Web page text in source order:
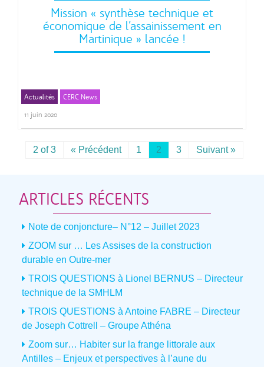
Mission « synthèse technique et
économique de l’assainissement en
Martinique » lancée !
Actualités
CERC News
11 juin 2020
2 of 3 « Précédent 1 2 3 Suivant »
ARTICLES RÉCENTS
Note de conjoncture– N°12 – Juillet 2023
ZOOM sur … Les Assises de la construction
durable en Outre-mer
TROIS QUESTIONS à Lionel BERNUS – Directeur
technique de la SMHLM
TROIS QUESTIONS à Antoine FABRE – Directeur
de Joseph Cottrell – Groupe Athéna
Zoom sur… Habiter sur la frange littorale aux
Antilles – Enjeux et perspectives à l’aune du